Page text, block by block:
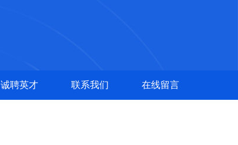
诚聘英才 联系我们 在线留言